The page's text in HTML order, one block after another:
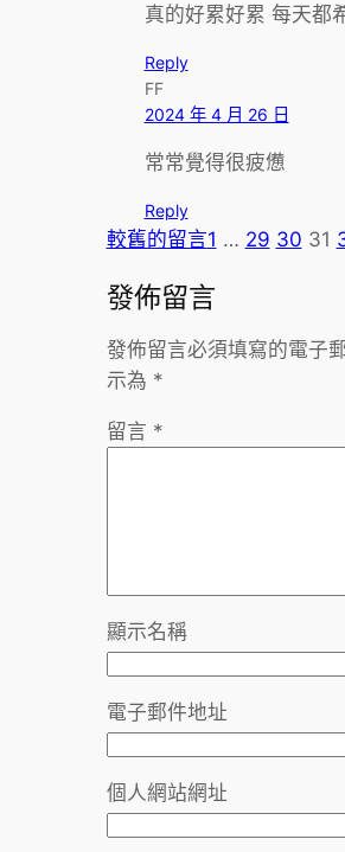
真的好累好累 每天都
Reply
FF
2024 年 4 月 26 日
常常覺得很疲憊
Reply
較舊的留言1 … 29 30 31
發佈留言
發佈留言必須填寫的電子
示為 *
留言 *
顯示名稱
電子郵件地址
個人網站網址